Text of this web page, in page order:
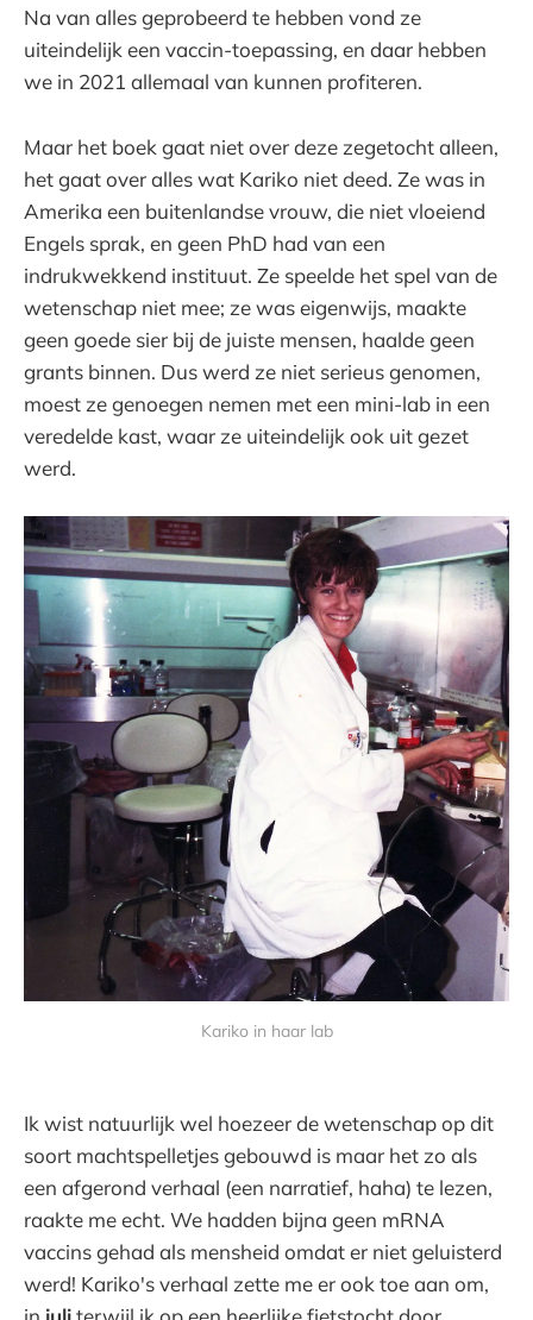
Na van alles geprobeerd te hebben vond ze
uiteindelijk een vaccin-toepassing, en daar hebben
we in 2021 allemaal van kunnen profiteren.
Maar het boek gaat niet over deze zegetocht alleen,
het gaat over alles wat Kariko niet deed. Ze was in
Amerika een buitenlandse vrouw, die niet vloeiend
Engels sprak, en geen PhD had van een
indrukwekkend instituut. Ze speelde het spel van de
wetenschap niet mee; ze was eigenwijs, maakte
geen goede sier bij de juiste mensen, haalde geen
grants binnen. Dus werd ze niet serieus genomen,
moest ze genoegen nemen met een mini-lab in een
veredelde kast, waar ze uiteindelijk ook uit gezet
werd.
Kariko in haar lab
Ik wist natuurlijk wel hoezeer de wetenschap op dit
soort machtspelletjes gebouwd is maar het zo als
een afgerond verhaal (een narratief, haha) te lezen,
raakte me echt. We hadden bijna geen mRNA
vaccins gehad als mensheid omdat er niet geluisterd
werd! Kariko's verhaal zette me er ook toe aan om,